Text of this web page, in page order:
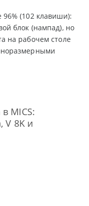
(102 клавиши):
блок (нампад), но
на рабочем столе
MICS:
V 8K и